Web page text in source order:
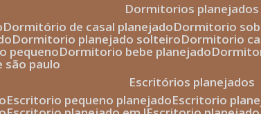
dormitorios planejados
dormitório de casal planejado dormitorio
dormitorio planejado solteiro dormitorio
pequeno dormitorio bebe planejado
são paulo
escritórios planejados
escritorio pequeno planejado escritorio